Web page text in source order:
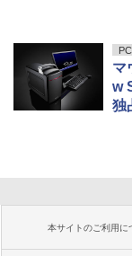
PC
マ
w
独
本サイトのご利用に